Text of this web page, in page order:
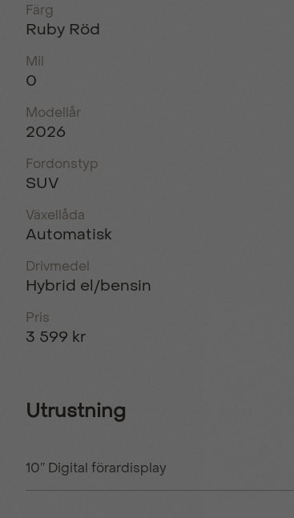
Färg
Ruby Röd
Mil
0
Modellår
2026
Fordonstyp
SUV
Växellåda
Automatisk
Drivmedel
Hybrid el/bensin
Pris
3 599 kr
Utrustning
10’’ Digital förardisplay